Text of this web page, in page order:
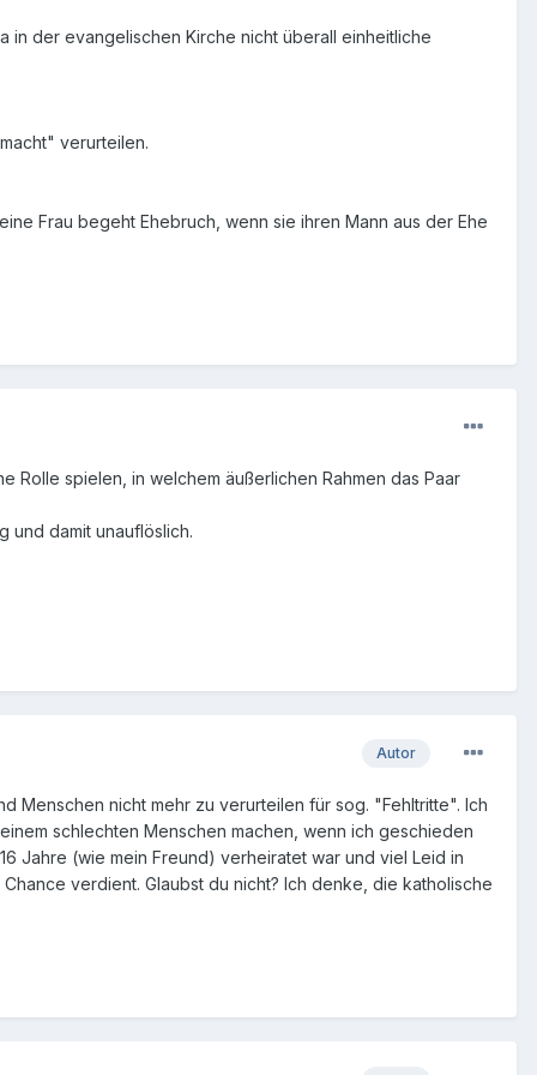
in der evangelischen Kirche nicht überall einheitliche
verurteilen.
Frau begeht Ehebruch, wenn sie ihren Mann aus der Ehe
Rolle spielen, in welchem äußerlichen Rahmen das Paar
und damit unauflöslich.
Autor
Menschen nicht mehr zu verurteilen für sog. "Fehltritte". Ich
schlechten Menschen machen, wenn ich geschieden
Jahre (wie mein Freund) verheiratet war und viel Leid in
verdient. Glaubst du nicht? Ich denke, die katholische